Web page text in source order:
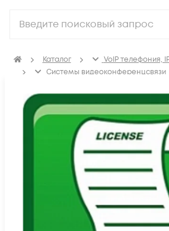
Каталог
VoIP телефония,
Системы видеоконференцсвязи